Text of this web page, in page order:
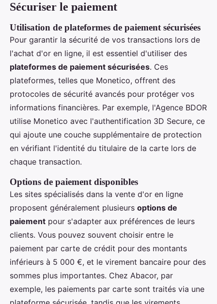
Sécuriser le paiement
Utilisation de plateformes de paiement sécurisées
Pour garantir la sécurité de vos transactions lors de
l'achat d'or en ligne, il est essentiel d'utiliser des
plateformes de paiement sécurisées. Ces
plateformes, telles que Monetico, offrent des
protocoles de sécurité avancés pour protéger vos
informations financières. Par exemple, l'Agence BDOR
utilise Monetico avec l'authentification 3D Secure, ce
qui ajoute une couche supplémentaire de protection
en vérifiant l'identité du titulaire de la carte lors de
chaque transaction.
Options de paiement disponibles
Les sites spécialisés dans la vente d'or en ligne
proposent généralement plusieurs options de
paiement pour s'adapter aux préférences de leurs
clients. Vous pouvez souvent choisir entre le
paiement par carte de crédit pour des montants
inférieurs à 5 000 €, et le virement bancaire pour des
sommes plus importantes. Chez Abacor, par
exemple, les paiements par carte sont traités via une